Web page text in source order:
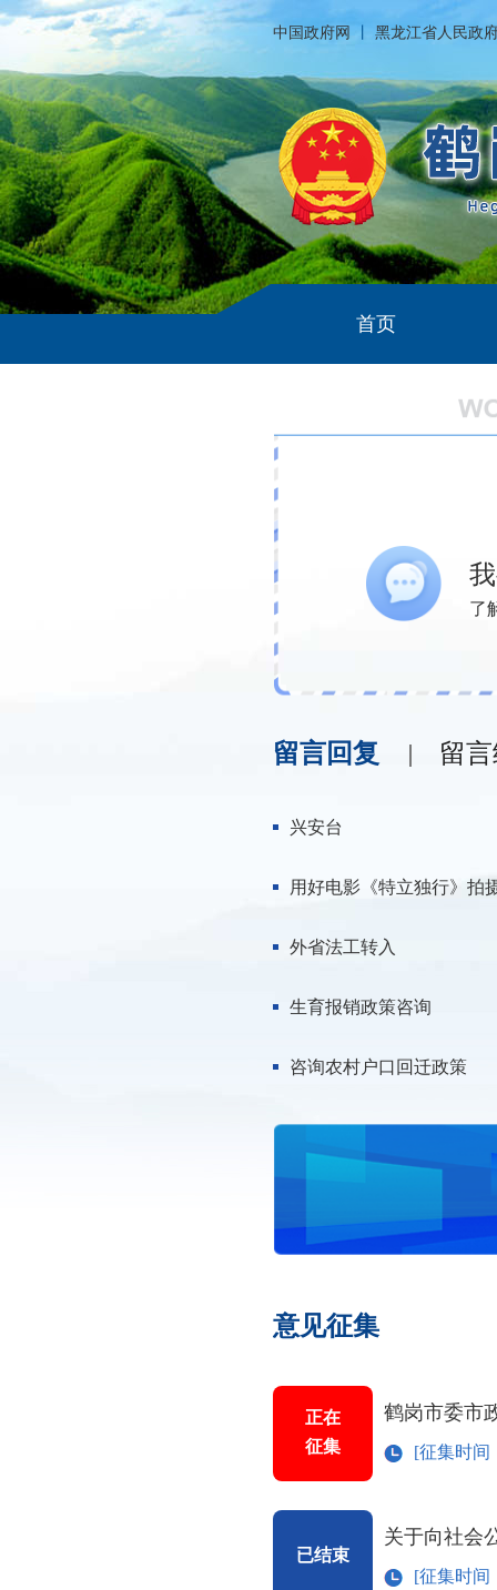
中国政府网 黑龙江省人民政
首页
了
留言回复 留
兴安台
用好电影《特立独行》拍
外省法工转入
生育报销政策咨询
咨询农村户口回迁政策
意见征集
正在
征集
[征集时间
已结束
[征集时间